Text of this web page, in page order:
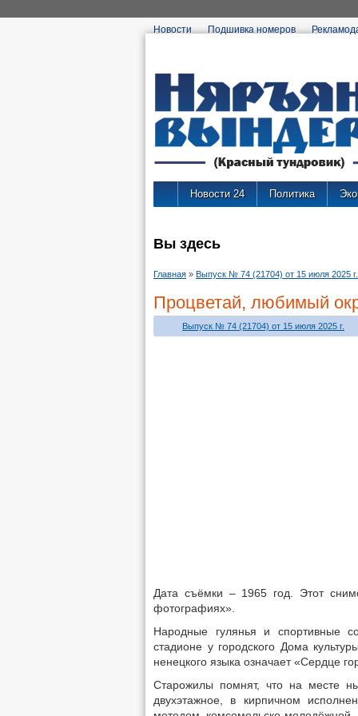
Новости Подшивка номеров
Новости 24 Политика
Вы здесь
Главная » Выпуск № 74 (21704) от 15 июля 2025 г.
Процветай, любимый
Выпуск № 74 (21704) от 15 июля 2025 г.
Дата съёмки – 1965 год. Этот
фотографиях».
Народные гулянья и спортивные
стадионе у городского Дома
ненецкого языка означает «Сердце
Старожилы помнят, что на месте
двухэтажное, в кирпичном